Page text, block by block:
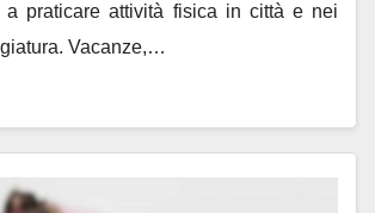
a praticare attività fisica in città e nei
Vacanze,…